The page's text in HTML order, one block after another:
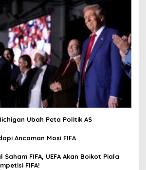
Ubah Peta Politik AS
Ancaman Mosi FIFA
FIFA, UEFA Akan Boikot Piala
FIFA!